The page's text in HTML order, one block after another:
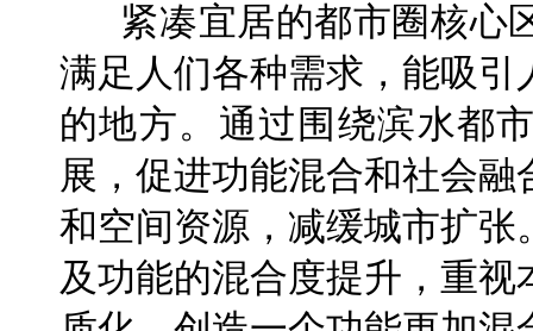
紧凑宜居的都市圈核心
满足人们各种需求，能吸
的地方。通过围绕滨水都
展，促进功能混合和社会
和空间资源，减缓城市扩
及功能的混合度提升，重